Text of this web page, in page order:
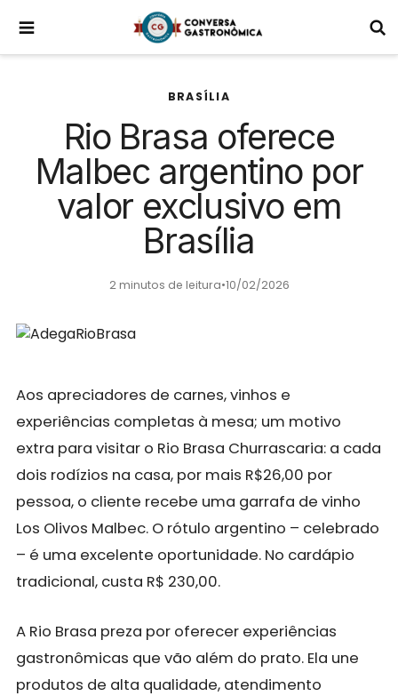
BRASÍLIA
Rio Brasa oferece
Malbec argentino por
valor exclusivo em
Brasília
2 minutos de leitura•10/02/2026
Aos apreciadores de carnes, vinhos e
experiências completas à mesa; um motivo
extra para visitar o Rio Brasa Churrascaria: a cada
dois rodízios na casa, por mais R$26,00 por
pessoa, o cliente recebe uma garrafa de vinho
Los Olivos Malbec. O rótulo argentino – celebrado
– é uma excelente oportunidade. No cardápio
tradicional, custa R$ 230,00.
A Rio Brasa preza por oferecer experiências
gastronômicas que vão além do prato. Ela une
produtos de alta qualidade, atendimento